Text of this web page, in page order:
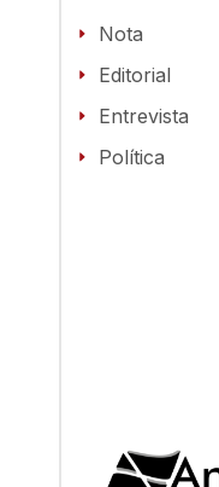
Nota
Editorial
Entrevista
Política